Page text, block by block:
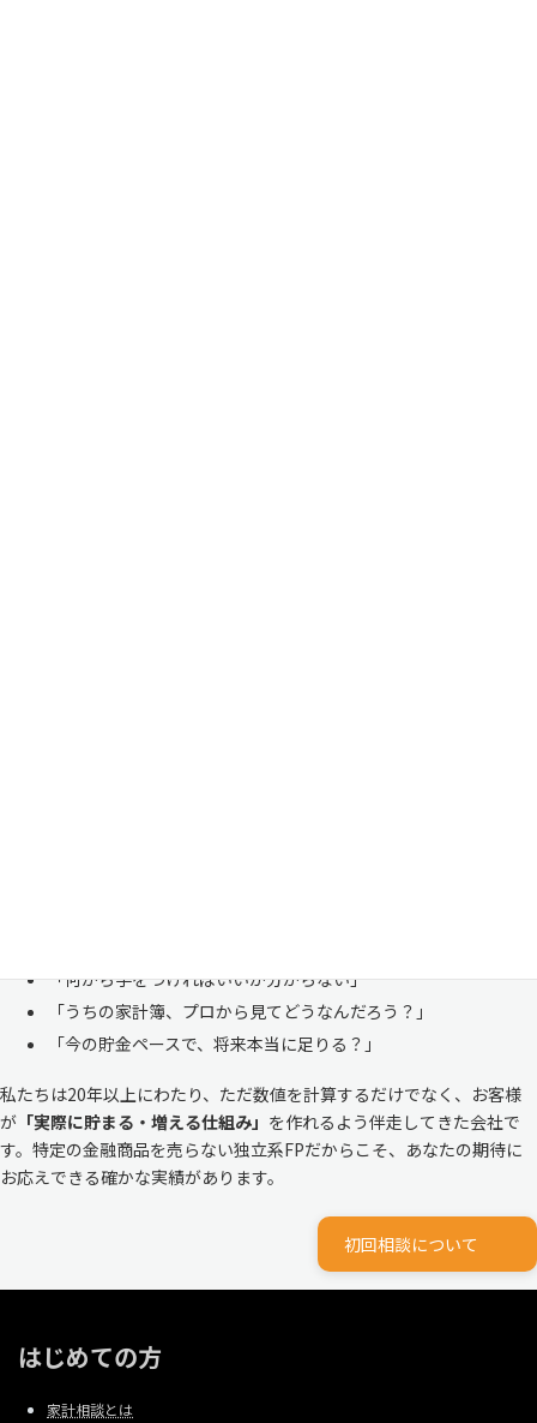
「何から手をつければいいか分からない」
「うちの家計簿、プロから見てどうなんだろう？」
「今の貯金ペースで、将来本当に足りる？」
私たちは20年以上にわたり、ただ数値を計算するだけでなく、お客様
が 「実際に貯まる・増える仕組み」 を作れるよう伴走してきた会社で
す。特定の金融商品を売らない独立系FPだからこそ、あなたの期待に
お応えできる確かな実績があります。
初回相談について
はじめての方
家計相談とは